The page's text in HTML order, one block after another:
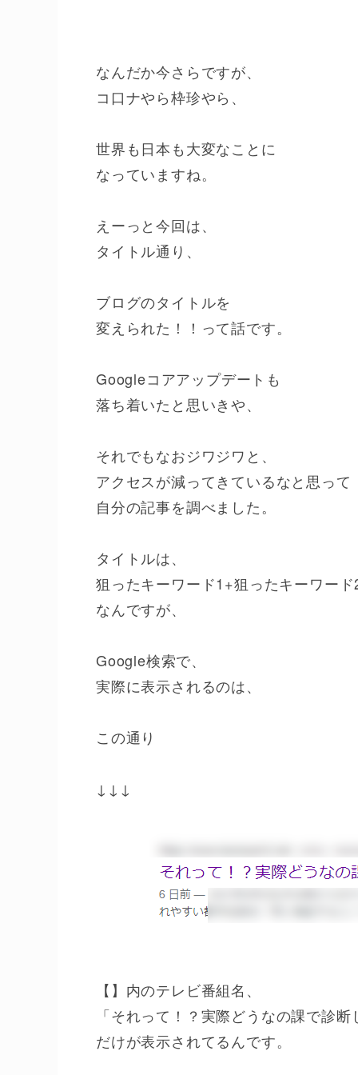
なんだか今さらですが、
コ口ナやら枠珍やら、
世界も日本も大変なことに
なっていますね。
えーっと今回は、
タイトル通り、
ブログのタイトルを
変えられた！！って話です。
Googleコアアップデートも
落ち着いたと思いきや、
それでもなおジワジワと、
アクセスが減ってきているなと思って
自分の記事を調べました。
タイトルは、
狙ったキーワード1+狙ったキーワー
なんですが、
Google検索で、
実際に表示されるのは、
この通り
↓↓↓
【】内のテレビ番組名、
「それって！？実際どうなの課で診断
だけが表示されてるんです。